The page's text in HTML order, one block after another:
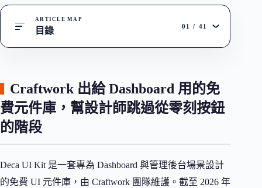
ARTICLE MAP
目錄 01 / 41
Craftwork 出給 Dashboard 用的免
費元件庫，幫設計師跳過從零刻按鈕
的階段
Deca UI Kit 是一套專為 Dashboard 與管理後台場景設計
的免費 UI 元件庫，由 Craftwork 團隊維護。截至 2026 年